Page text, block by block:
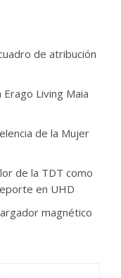
de atribución
Erago Living Maia
de la Mujer
de la TDT como
en UHD
magnético